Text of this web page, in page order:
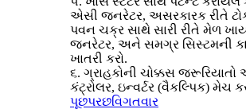
એસી જનરેટર, અસરકારક રીતે
પવન ચક્ર સાથે સારી રીતે મેળ
જનરેટર, અને સમગ્ર સિસ્ટમની
ખાતરી કરો.
૬. ગ્રાહકોની ચોક્કસ જરૂરિયાતો
કંટ્રોલર, ઇન્વર્ટર (વૈકલ્પિક) મેચ
પૂછપરછવિગતવાર